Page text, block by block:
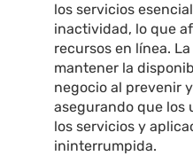
los servicios
inactividad, lo que
recursos en línea.
mantener la
negocio al prevenir
asegurando que los
los servicios y
ininterrumpida.